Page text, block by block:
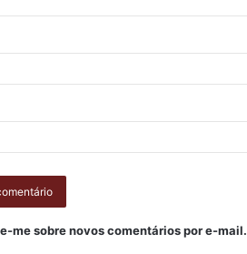
me sobre novos comentários por e-mail.